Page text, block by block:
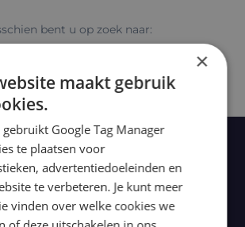
bent u op zoek naar:
Contact×
maakt gebruik
gebruikt Google Tag Manager
te plaatsen voor
advertentiedoeleinden en
te verbeteren. Je kunt meer
vinden over welke cookies we